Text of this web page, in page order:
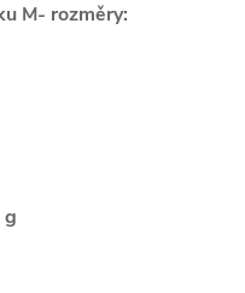
M- rozměry:
g